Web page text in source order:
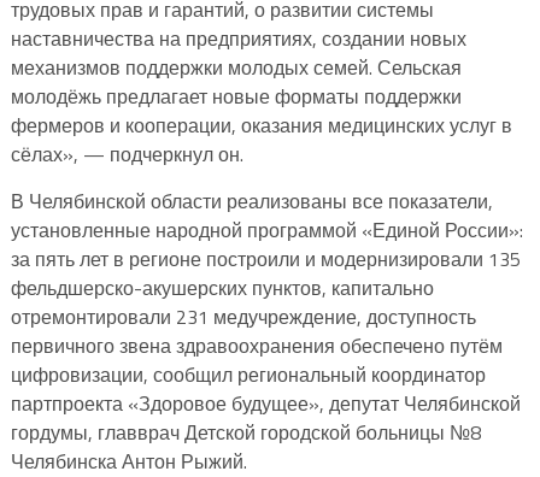
трудовых прав и гарантий, о развитии системы
наставничества на предприятиях, создании новых
механизмов поддержки молодых семей. Сельская
молодёжь предлагает новые форматы поддержки
фермеров и кооперации, оказания медицинских услуг в
сёлах», — подчеркнул он.
В Челябинской области реализованы все показатели,
установленные народной программой «Единой России»:
за пять лет в регионе построили и модернизировали 135
фельдшерско-акушерских пунктов, капитально
отремонтировали 231 медучреждение, доступность
первичного звена здравоохранения обеспечено путём
цифровизации, сообщил региональный координатор
партпроекта «Здоровое будущее», депутат Челябинской
гордумы, главврач Детской городской больницы №8
Челябинска Антон Рыжий.